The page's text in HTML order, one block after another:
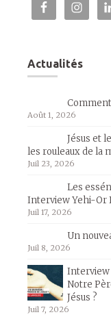
Actualités
Août 1, 2026
Jésus et
les rouleaux de la
Juil 23, 2026
Les
Interview Yehi-Or
Juil 17, 2026
Un
Juil 8, 2026
Interview
Notre
Jésus ?
Juil 7, 2026